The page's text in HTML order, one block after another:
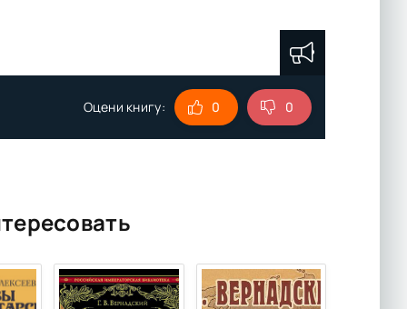
Оцени книгу: 0 0